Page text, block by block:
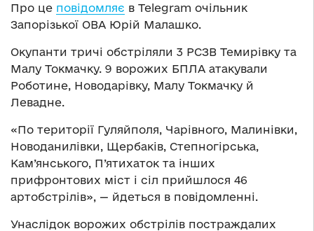
Про це повідомляє в Telegram очільник
Запорізької ОВА Юрій Малашко.
Окупанти тричі обстріляли 3 РСЗВ Темирівку та
Малу Токмачку. 9 ворожих БПЛА атакували
Роботине, Новодарівку, Малу Токмачку й
Левадне.
«По території Гуляйполя, Чарівного, Малинівки,
Новоданилівки, Щербаків, Степногірська,
Кам’янського, П’ятихаток та інших
прифронтових міст і сіл прийшлося 46
артобстрілів», — йдеться в повідомленні.
Унаслідок ворожих обстрілів постраждалих